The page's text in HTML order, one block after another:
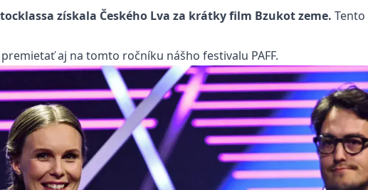
získala Českého Lva za krátky film Bzukot zeme.
aj na tomto ročníku nášho festivalu PAFF.